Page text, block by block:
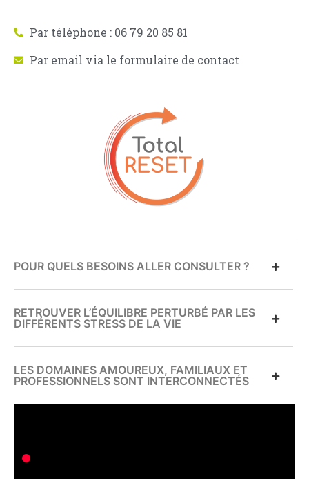
Par téléphone : 06 79 20 85 81
Par email via le formulaire de contact
POUR QUELS BESOINS ALLER CONSULTER ?
RETROUVER L’ÉQUILIBRE PERTURBÉ PAR LES
DIFFÉRENTS STRESS DE LA VIE
LES DOMAINES AMOUREUX, FAMILIAUX ET
PROFESSIONNELS SONT INTERCONNECTÉS